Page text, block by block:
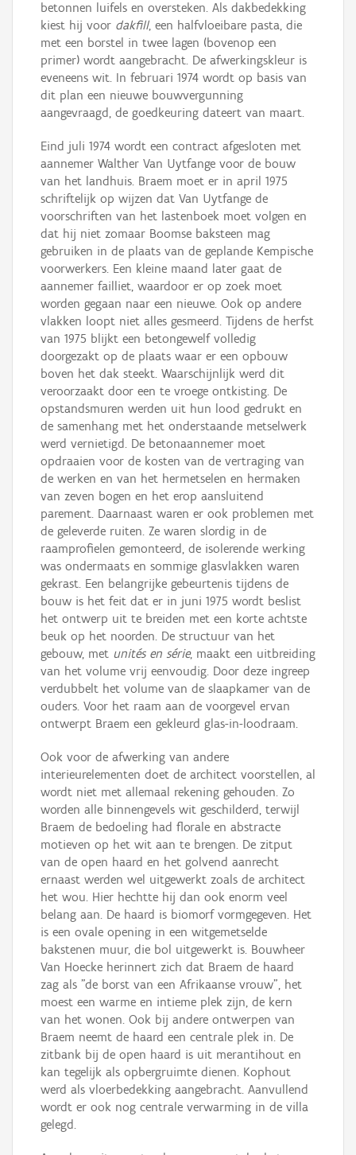
betonnen luifels en oversteken. Als dakbedekking
kiest hij voor dakfill, een halfvloeibare pasta, die
met een borstel in twee lagen (bovenop een
primer) wordt aangebracht. De afwerkingskleur is
eveneens wit. In februari 1974 wordt op basis van
dit plan een nieuwe bouwvergunning
aangevraagd, de goedkeuring dateert van maart.
Eind juli 1974 wordt een contract afgesloten met
aannemer Walther Van Uytfange voor de bouw
van het landhuis. Braem moet er in april 1975
schriftelijk op wijzen dat Van Uytfange de
voorschriften van het lastenboek moet volgen en
dat hij niet zomaar Boomse baksteen mag
gebruiken in de plaats van de geplande Kempische
voorwerkers. Een kleine maand later gaat de
aannemer failliet, waardoor er op zoek moet
worden gegaan naar een nieuwe. Ook op andere
vlakken loopt niet alles gesmeerd. Tijdens de herfst
van 1975 blijkt een betongewelf volledig
doorgezakt op de plaats waar er een opbouw
boven het dak steekt. Waarschijnlijk werd dit
veroorzaakt door een te vroege ontkisting. De
opstandsmuren werden uit hun lood gedrukt en
de samenhang met het onderstaande metselwerk
werd vernietigd. De betonaannemer moet
opdraaien voor de kosten van de vertraging van
de werken en van het hermetselen en hermaken
van zeven bogen en het erop aansluitend
parement. Daarnaast waren er ook problemen met
de geleverde ruiten. Ze waren slordig in de
raamprofielen gemonteerd, de isolerende werking
was ondermaats en sommige glasvlakken waren
gekrast. Een belangrijke gebeurtenis tijdens de
bouw is het feit dat er in juni 1975 wordt beslist
het ontwerp uit te breiden met een korte achtste
beuk op het noorden. De structuur van het
gebouw, met unités en série, maakt een uitbreiding
van het volume vrij eenvoudig. Door deze ingreep
verdubbelt het volume van de slaapkamer van de
ouders. Voor het raam aan de voorgevel ervan
ontwerpt Braem een gekleurd glas-in-loodraam.
Ook voor de afwerking van andere
interieurelementen doet de architect voorstellen, al
wordt niet met allemaal rekening gehouden. Zo
worden alle binnengevels wit geschilderd, terwijl
Braem de bedoeling had florale en abstracte
motieven op het wit aan te brengen. De zitput
van de open haard en het golvend aanrecht
ernaast werden wel uitgewerkt zoals de architect
het wou. Hier hechtte hij dan ook enorm veel
belang aan. De haard is biomorf vormgegeven. Het
is een ovale opening in een witgemetselde
bakstenen muur, die bol uitgewerkt is. Bouwheer
Van Hoecke herinnert zich dat Braem de haard
zag als "de borst van een Afrikaanse vrouw", het
moest een warme en intieme plek zijn, de kern
van het wonen. Ook bij andere ontwerpen van
Braem neemt de haard een centrale plek in. De
zitbank bij de open haard is uit merantihout en
kan tegelijk als opbergruimte dienen. Kophout
werd als vloerbedekking aangebracht. Aanvullend
wordt er ook nog centrale verwarming in de villa
gelegd.